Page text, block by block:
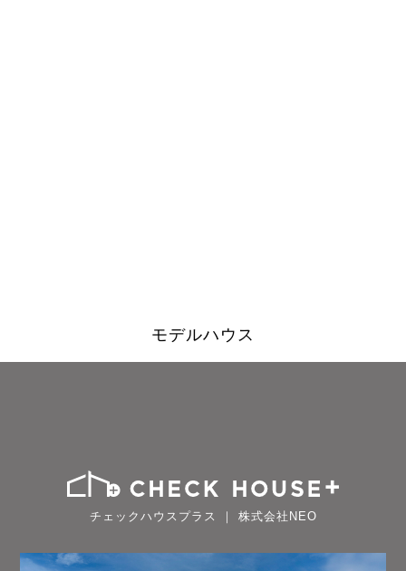
モデルハウス
チェックハウスプラス ｜ 株式会社NEO